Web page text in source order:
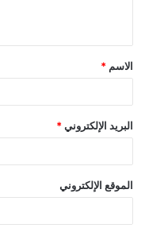
ق
*
الاسم *
البريد الإلكتروني *
الموقع الإلكتروني